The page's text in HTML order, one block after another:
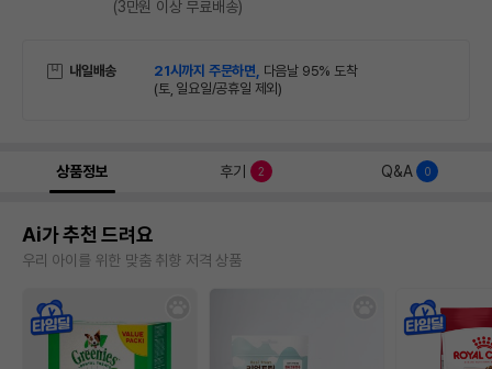
(3만원 이상 무료배송)
내일배송 21시까지 주문하면, 다음날 95% 도착
(토, 일요일/공휴일 제외)
상품정보 후기 2 Q&A 0
Ai가 추천 드려요
우리 아이를 위한 맞춤 취향 저격 상품